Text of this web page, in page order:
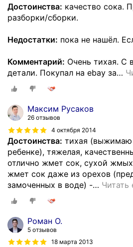
Достоинства: качество сока.
разборки/сборки.
Недостатки: пока не нашёл.
Комментарий: Очень тихая. С
детали. Покупал на ebay за…
Максим Русаков
26 отзывов
4 октября 2014
Достоинства: тихая
ребенке), тяжелая,
отлично жмет сок, сухой
жмет сок даже из орехов
замоченных в воде) -… Читать
Роман О.
5 отзывов
18 марта 2013